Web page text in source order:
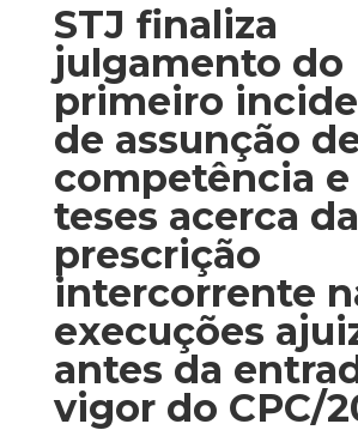
STJ finaliza
julgamento do
primeiro
de assunção
competência e
teses acerca da
prescrição
intercorrente
execuções
antes da
vigor do CPC/